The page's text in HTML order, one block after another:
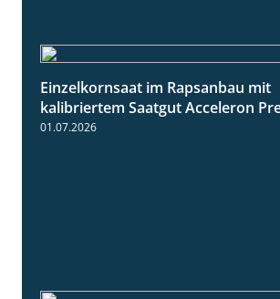
Einzelkornsaat im Rapsanbau mit
kalibriertem Saatgut Acceleron
01.07.2026